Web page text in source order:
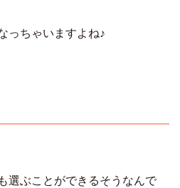
っちゃいますよね♪
選ぶことができるそうなんで